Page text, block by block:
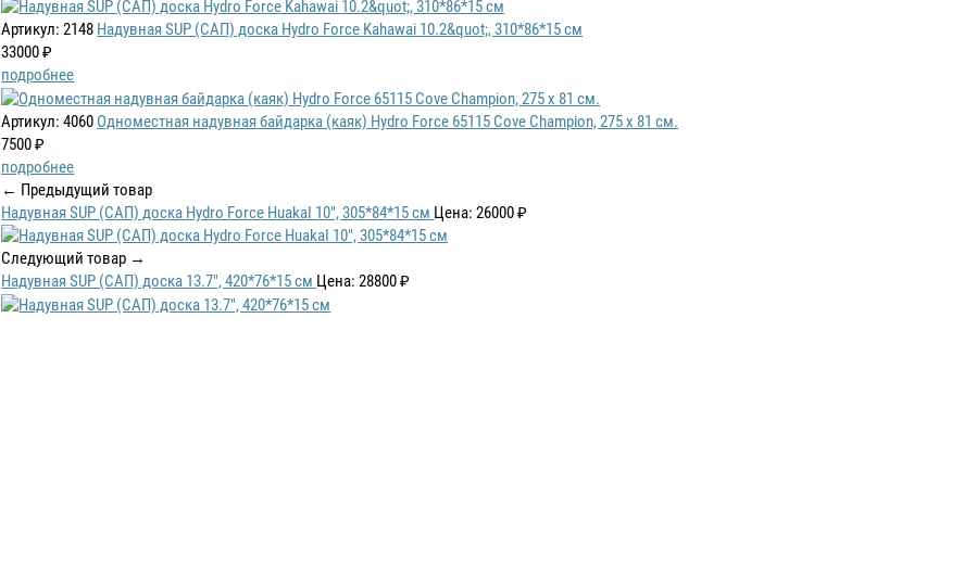
Артикул: 2148 Надувная SUP (САП) доска Hydro Force Kahawai 10.2&quot;, 310*86*15 см
33000 ₽
подробнее
Артикул: 4060 Одноместная надувная байдарка (каяк) Hydro Force 65115 Cove Champion, 275 x 81 см.
7500 ₽
подробнее
← Предыдущий товар
Надувная SUP (САП) доска Hydro Force HuakaI 10", 305*84*15 см Цена: 26000 ₽
Следующий товар →
Надувная SUP (САП) доска 13.7", 420*76*15 см Цена: 28800 ₽